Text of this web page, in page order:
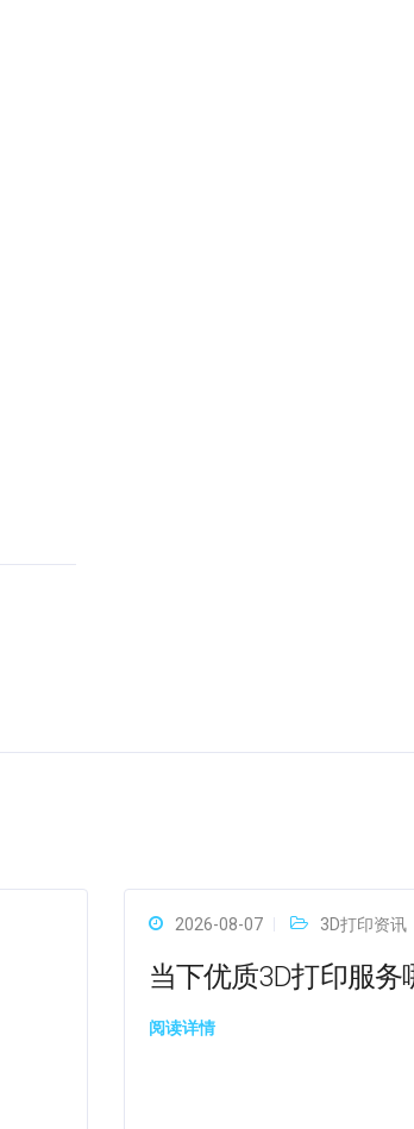
2026-08-07 3D打印资讯
当下优质3D打印服务
阅读详情